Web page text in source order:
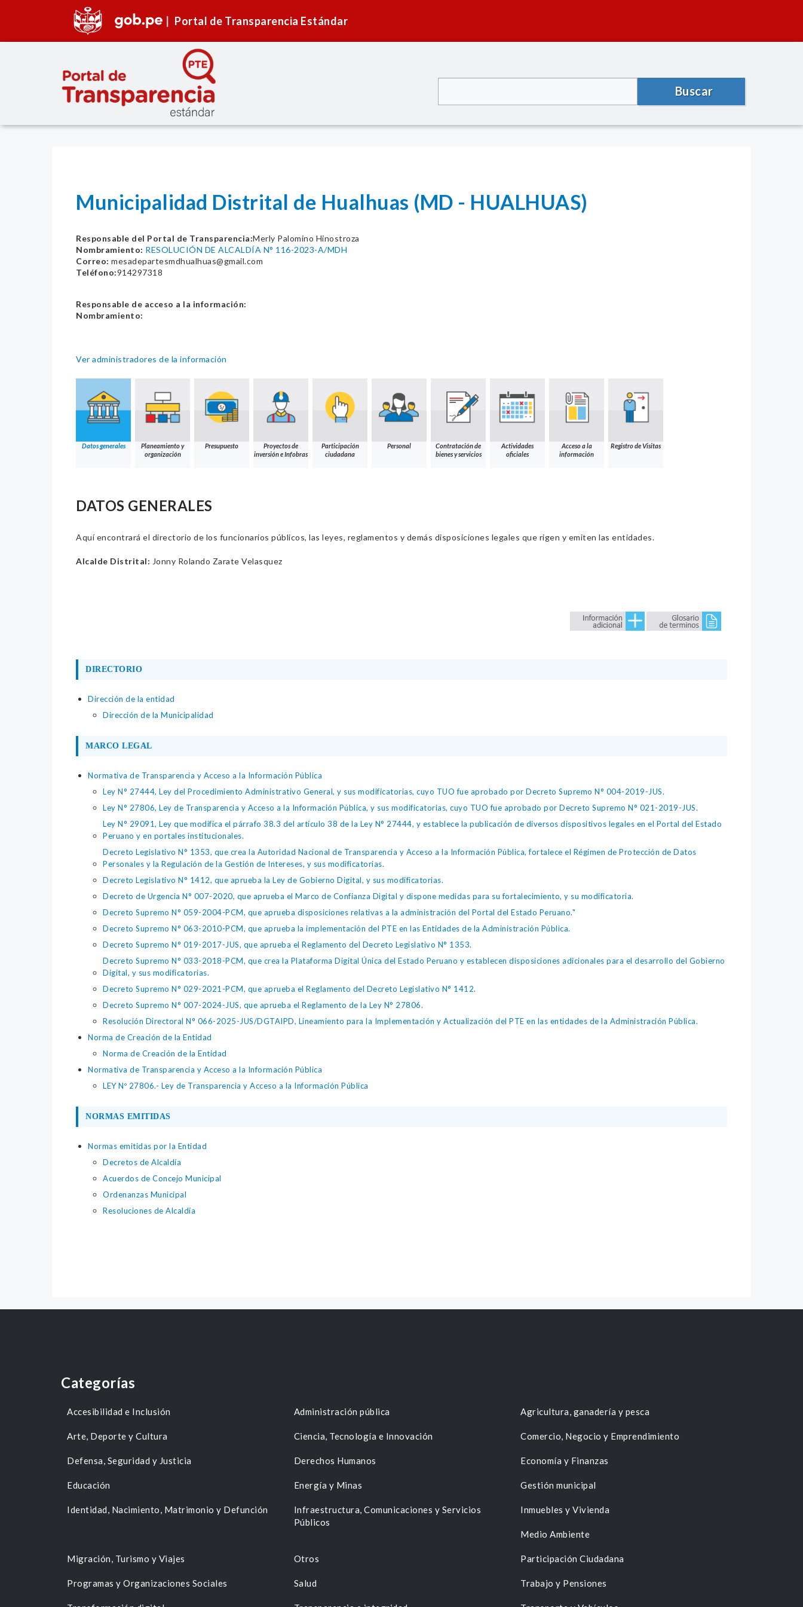
Portal de Transparencia Estándar
Buscar
Municipalidad Distrital de Hualhuas (MD - HUALHUAS)
Responsable del Portal de Transparencia:Merly Palomino Hinostroza
Nombramiento: RESOLUCIÓN DE ALCALDÍA N° 116-2023-A/MDH
Correo: mesadepartesmdhualhuas@gmail.com
Teléfono:914297318
Responsable de acceso a la información:
Nombramiento:
Ver administradores de la información
Datos generales
Planeamiento y
organización
Presupuesto
Proyectos de
inversión e Infobras
Participación
ciudadana
Personal
Contratación de
bienes y servicios
Actividades
oficiales
Acceso a la
información
Registro de Visitas
DATOS GENERALES
Aquí encontrará el directorio de los funcionarios públicos, las leyes, reglamentos y demás disposiciones legales que rigen y emiten las entidades.
Alcalde Distrital: Jonny Rolando Zarate Velasquez
DIRECTORIO
Dirección de la entidad
Dirección de la Municipalidad
MARCO LEGAL
Normativa de Transparencia y Acceso a la Información Pública
Ley N° 27444, Ley del Procedimiento Administrativo General, y sus modificatorias, cuyo TUO fue aprobado por Decreto Supremo N° 004-2019-JUS.
Ley N° 27806, Ley de Transparencia y Acceso a la Información Pública, y sus modificatorias, cuyo TUO fue aprobado por Decreto Supremo N° 021-2019-JUS.
Ley N° 29091, Ley que modifica el párrafo 38.3 del artículo 38 de la Ley N° 27444, y establece la publicación de diversos dispositivos legales en el Portal del Estado
Peruano y en portales institucionales.
Decreto Legislativo N° 1353, que crea la Autoridad Nacional de Transparencia y Acceso a la Información Pública, fortalece el Régimen de Protección de Datos
Personales y la Regulación de la Gestión de Intereses, y sus modificatorias.
Decreto Legislativo N° 1412, que aprueba la Ley de Gobierno Digital, y sus modificatorias.
Decreto de Urgencia N° 007-2020, que aprueba el Marco de Confianza Digital y dispone medidas para su fortalecimiento, y su modificatoria.
Decreto Supremo N° 059-2004-PCM, que aprueba disposiciones relativas a la administración del Portal del Estado Peruano."
Decreto Supremo N° 063-2010-PCM, que aprueba la implementación del PTE en las Entidades de la Administración Pública.
Decreto Supremo N° 019-2017-JUS, que aprueba el Reglamento del Decreto Legislativo N° 1353.
Decreto Supremo N° 033-2018-PCM, que crea la Plataforma Digital Única del Estado Peruano y establecen disposiciones adicionales para el desarrollo del Gobierno
Digital, y sus modificatorias.
Decreto Supremo N° 029-2021-PCM, que aprueba el Reglamento del Decreto Legislativo N° 1412.
Decreto Supremo N° 007-2024-JUS, que aprueba el Reglamento de la Ley N° 27806.
Resolución Directoral N° 066-2025-JUS/DGTAIPD, Lineamiento para la Implementación y Actualización del PTE en las entidades de la Administración Pública.
Norma de Creación de la Entidad
Norma de Creación de la Entidad
Normativa de Transparencia y Acceso a la Información Pública
LEY Nº 27806.- Ley de Transparencia y Acceso a la Información Pública
NORMAS EMITIDAS
Normas emitidas por la Entidad
Decretos de Alcaldía
Acuerdos de Concejo Municipal
Ordenanzas Municipal
Resoluciones de Alcaldía
Categorías
Accesibilidad e Inclusión Administración pública Agricultura, ganadería y pesca
Arte, Deporte y Cultura Ciencia, Tecnología e Innovación Comercio, Negocio y Emprendimiento
Defensa, Seguridad y Justicia Derechos Humanos Economía y Finanzas
Educación Energía y Minas Gestión municipal
Identidad, Nacimiento, Matrimonio y Defunción
Infraestructura, Comunicaciones y Servicios
Públicos
Inmuebles y Vivienda
Medio Ambiente
Migración, Turismo y Viajes Otros Participación Ciudadana
Programas y Organizaciones Sociales Salud Trabajo y Pensiones